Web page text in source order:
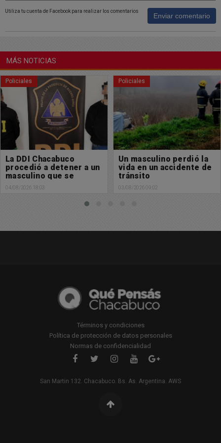
Utiliza tu cuenta de Facebook para realizar los comentarios
Enviar comentario
MÁS NOTICIAS
Policiales
Un masculino perdió la
vida en un accidente de
tránsito
03/08/2026 09:02
Buen día Chacabuco
Muy feliz domingo para
tod@s
02/08/2026 08:58
Términos y condiciones
Política de protección de datos personales
Normas de confidencialidad
San Martin 132. Chacabuco. Bs. As. Argentina. AWS